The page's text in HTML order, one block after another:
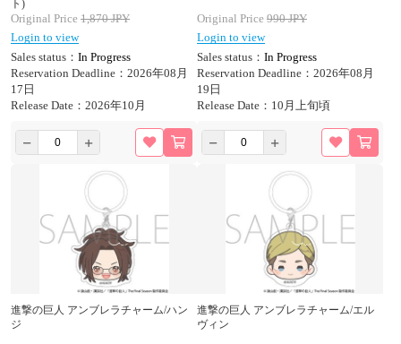
ト)
Original Price 1,870JPY
Login to view
Sales status： In Progress
Reservation Deadline：2026年08月
17日
Release Date：2026年10月
Original Price 990JPY
Login to view
Sales status： In Progress
Reservation Deadline：2026年08月
19日
Release Date：10月上旬頃
進撃の巨人 アンブレラチャーム/ハン
ジ
進撃の巨人 アンブレラチャーム/エル
ヴィン